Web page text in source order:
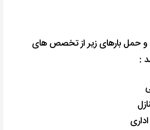
و حمل بارهای زیر از تخصص های
: